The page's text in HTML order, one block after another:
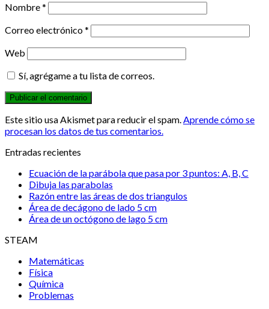
Nombre*
Correo electrónico*
Web
Sí, agrégame a tu lista de correos.
Este sitio usa Akismet para reducir el spam. Aprende cómo se
procesan los datos de tus comentarios.
Entradas recientes
Ecuación de la parábola que pasa por 3 puntos: A, B, C
Dibuja las parabolas
Razón entre las áreas de dos triangulos
Área de decágono de lado 5 cm
Área de un octógono de lago 5 cm
STEAM
Matemáticas
Física
Química
Problemas